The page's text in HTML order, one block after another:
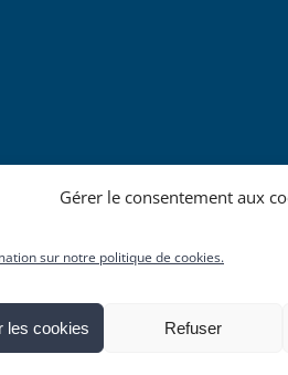
Gérer le consentement aux
sur notre politique de cookies.
les cookies Refuser